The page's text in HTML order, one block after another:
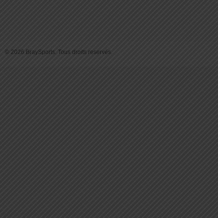
© 2026 BraySports. Tous droits reservés.